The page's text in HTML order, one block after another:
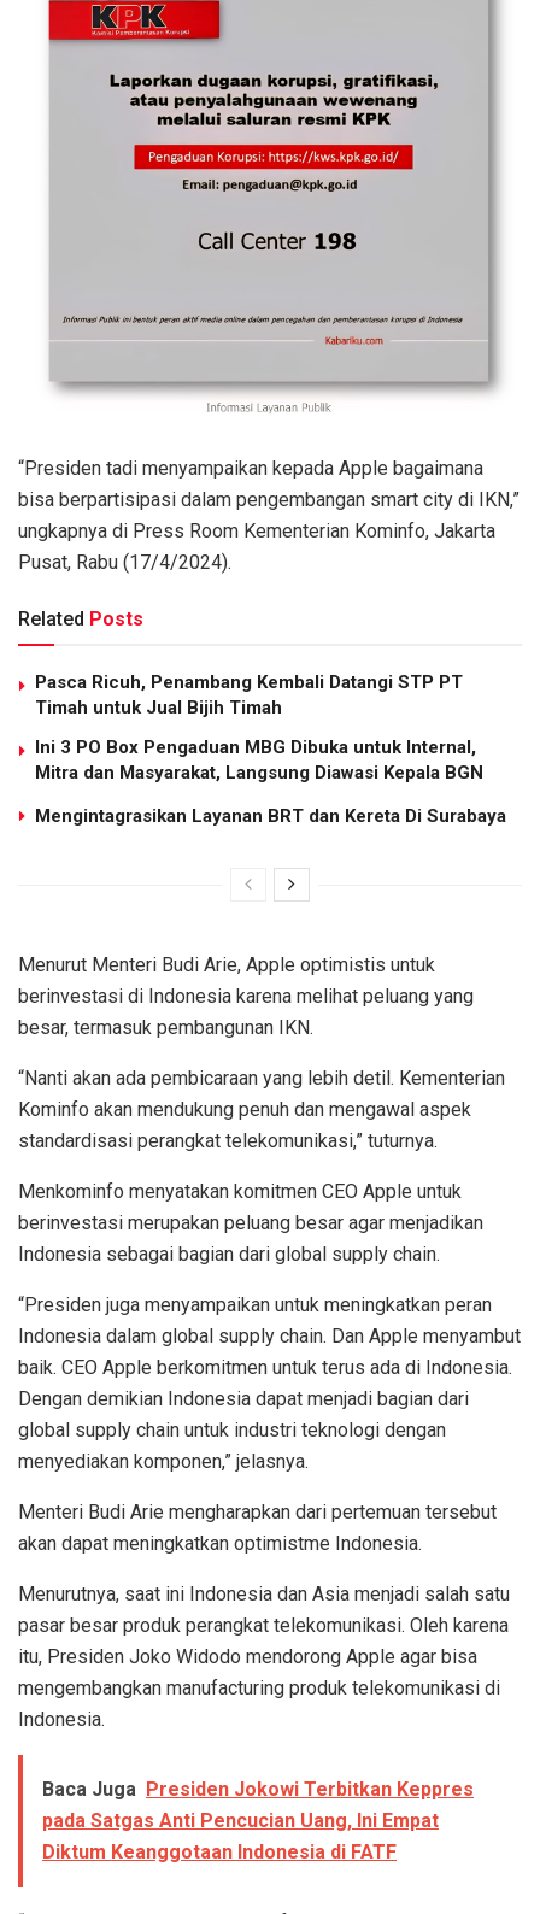
“Presiden tadi menyampaikan kepada Apple bagaimana
bisa berpartisipasi dalam pengembangan smart city di IKN,”
ungkapnya di Press Room Kementerian Kominfo, Jakarta
Pusat, Rabu (17/4/2024).
Related Posts
Pasca Ricuh, Penambang Kembali Datangi STP PT
Timah untuk Jual Bijih Timah
Ini 3 PO Box Pengaduan MBG Dibuka untuk Internal,
Mitra dan Masyarakat, Langsung Diawasi Kepala BGN
Mengintagrasikan Layanan BRT dan Kereta Di Surabaya
Menurut Menteri Budi Arie, Apple optimistis untuk
berinvestasi di Indonesia karena melihat peluang yang
besar, termasuk pembangunan IKN.
“Nanti akan ada pembicaraan yang lebih detil. Kementerian
Kominfo akan mendukung penuh dan mengawal aspek
standardisasi perangkat telekomunikasi,” tuturnya.
Menkominfo menyatakan komitmen CEO Apple untuk
berinvestasi merupakan peluang besar agar menjadikan
Indonesia sebagai bagian dari global supply chain.
“Presiden juga menyampaikan untuk meningkatkan peran
Indonesia dalam global supply chain. Dan Apple menyambut
baik. CEO Apple berkomitmen untuk terus ada di Indonesia.
Dengan demikian Indonesia dapat menjadi bagian dari
global supply chain untuk industri teknologi dengan
menyediakan komponen,” jelasnya.
Menteri Budi Arie mengharapkan dari pertemuan tersebut
akan dapat meningkatkan optimistme Indonesia.
Menurutnya, saat ini Indonesia dan Asia menjadi salah satu
pasar besar produk perangkat telekomunikasi. Oleh karena
itu, Presiden Joko Widodo mendorong Apple agar bisa
mengembangkan manufacturing produk telekomunikasi di
Indonesia.
Baca Juga Presiden Jokowi Terbitkan Keppres
pada Satgas Anti Pencucian Uang, Ini Empat
Diktum Keanggotaan Indonesia di FATF